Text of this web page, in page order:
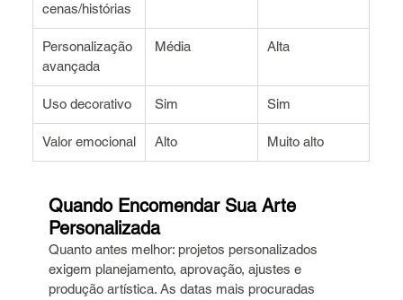
cenas/histórias
Personalização
avançada
Média Alta
Uso decorativo Sim Sim
Valor emocional Alto Muito alto
Quando Encomendar Sua Arte
Personalizada
Quanto antes melhor: projetos personalizados
exigem planejamento, aprovação, ajustes e
produção artística. As datas mais procuradas